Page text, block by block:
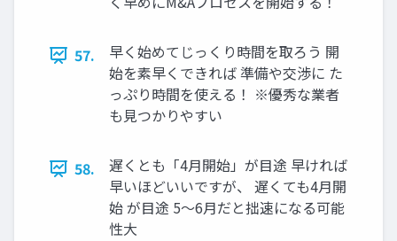
57.
早く始めてじっくり時間を取ろう 開
始を素早くできれば 準備や交渉に た
っぷり時間を使える！ ※優秀な業者
も見つかりやすい
58.
遅くとも「4月開始」が目途 早ければ
早いほどいいですが、 遅くても4月開
始 が目途 5～6月だと拙速になる可能
性大